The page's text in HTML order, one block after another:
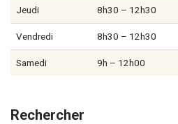
Jeudi 8h30 – 12h30
Vendredi 8h30 – 12h30
Samedi 9h – 12h00
Rechercher